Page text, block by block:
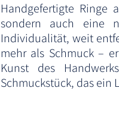
Handgefertigte Ringe
sondern auch eine
Individualität, weit
mehr als Schmuck –
Kunst des
Schmuckstück, das ein